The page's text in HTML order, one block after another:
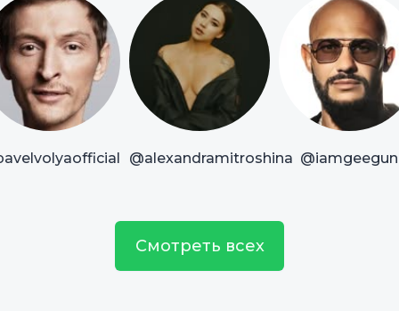
@alexandramitroshina @iamgeegun
Смотреть всех